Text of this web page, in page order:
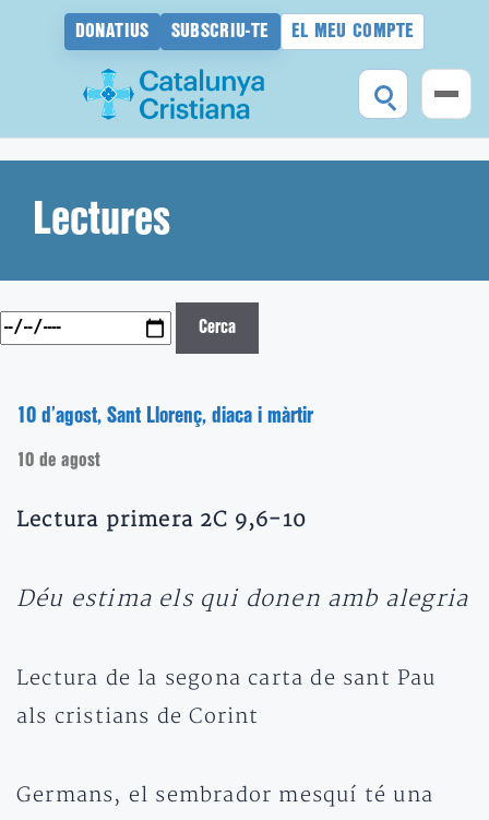
DONATIUS SUBSCRIU-TE EL MEU COMPTE
contingutLectures
Cerca
10 d’agost, Sant Llorenç, diaca i màrtir
10 de agost
Lectura primera 2C 9,6-10
Déu estima els qui donen amb alegria
Lectura de la segona carta de sant Pau
als cristians de Corint
Germans, el sembrador mesquí té una